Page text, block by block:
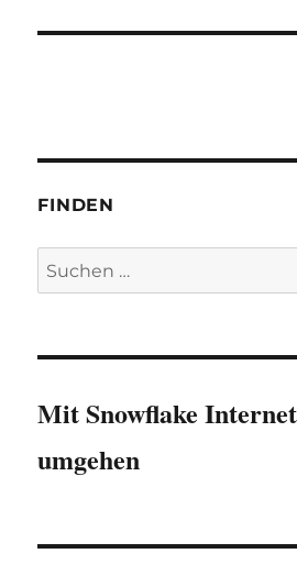
FINDEN
Suchen
nach:
Mit Snowflake
umgehen